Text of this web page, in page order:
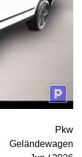
Pkw
Geländewagen